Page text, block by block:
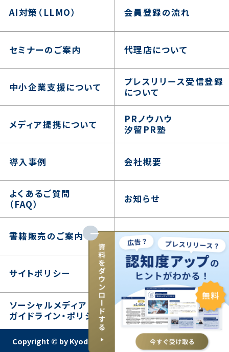
AI対策（LLMO） 会員登録の流れ
セミナーのご案内 代理店について
中小企業支援について
プレスリリース受信登録
について
メディア提携について
PRノウハウ
汐留PR塾
導入事例 会社概要
よくあるご質問
（FAQ）
お知らせ
書籍販売のご案内 プライバシーポリシー
サイトポリシー プレスリリース取扱基準
ソーシャルメディア
ガイドライン・ポリシー
外部送信ポリシー
Copyright © by Kyodo News PR Wire. All rights reserved.